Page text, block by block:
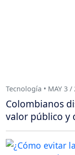
Tecnología • MAY 3 /
Colombianos
valor público y